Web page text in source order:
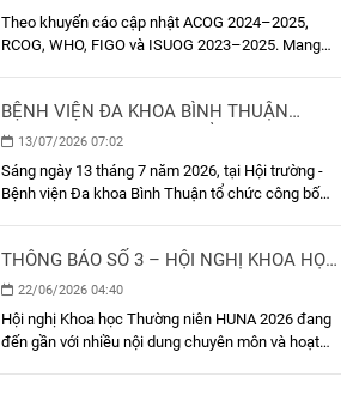
Theo khuyến cáo cập nhật ACOG 2024–2025,
RCOG, WHO, FIGO và ISUOG 2023–2025. Mang
đúng lịch không chỉ giúp đánh giá sự phát triển
của em bé mà còn phát hiện sớm các bất thường,
một cuộc sinh an toàn.
BỆNH VIỆN ĐA KHOA BÌNH THUẬN
CÔNG BỐ QUYẾT ĐỊNH BỔ NHIỆM LẠI
PHÓ GIÁM ĐỐC BỆNH VIỆN
13/07/2026 07:02
Sáng ngày 13 tháng 7 năm 2026, tại Hội trường -
Bệnh viện Đa khoa Bình Thuận tổ chức công bố
Ban Giám đốc, viên chức quản lí các khoa, phòng
của Bệnh viện.
THÔNG BÁO SỐ 3 – HỘI NGHỊ KHOA HỌC
THƯỜNG NIÊN LẦN THỨ XXIII – HỘI TIẾT
NIỆU – THẬN HỌC TP. HỒ CHÍ MINH
22/06/2026 04:40
Hội nghị Khoa học Thường niên HUNA 2026 đang
đến gần với nhiều nội dung chuyên môn và hoạt